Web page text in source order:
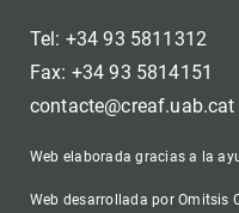
Tel: +34 93 5811312
Fax: +34 93 5814151
contacte@creaf.uab.cat
Web elaborada gracias a la
Web desarrollada por Omitsis